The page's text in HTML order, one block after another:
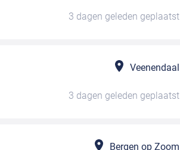
3 dagen geleden geplaatst
Veenendaal
3 dagen geleden geplaatst
Bergen op Zoom